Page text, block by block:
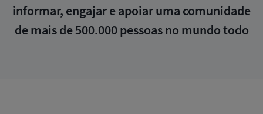
informar, engajar e apoiar uma comunidade
de mais de 500.000 pessoas no mundo todo